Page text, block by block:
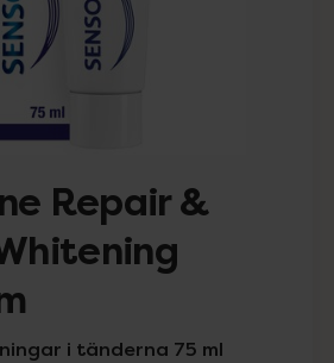
Repair &
i tänderna 75 ml